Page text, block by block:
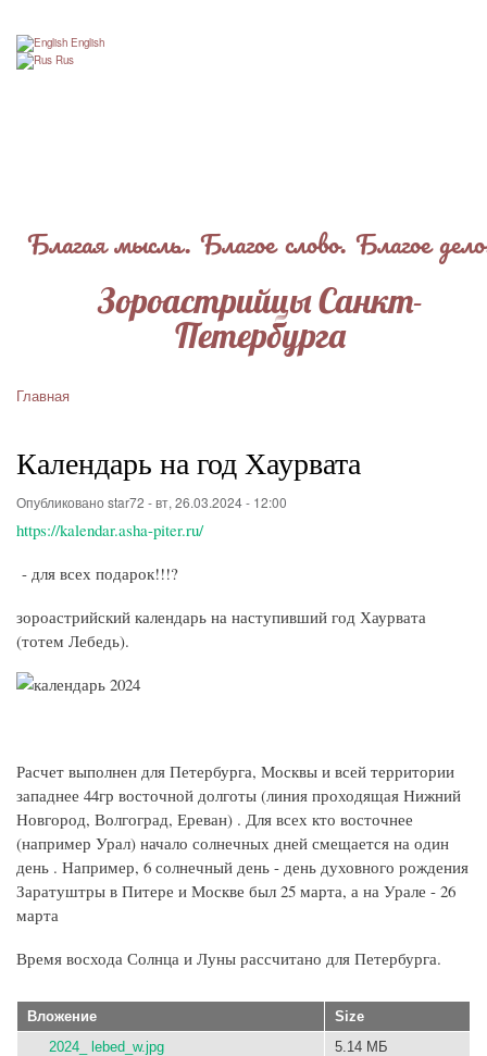
Зороастрийцы Санкт-
Петербурга
Благая мысль. Благое слово. Благое
English
Rus
Главная
Календарь на год Хаурвата
Опубликовано star72 -вт, 26.03.2024 - 12:00
https://kalendar.asha-piter.ru/
- для всех подарок!!!?
зороастрийский календарь на наступивший год Хаурвата
(тотем Лебедь).
Расчет выполнен для Петербурга, Москвы и всей территории
западнее 44гр восточной долготы (линия проходящая Нижний
Новгород, Волгоград, Ереван) . Для всех кто восточнее
(например Урал) начало солнечных дней смещается на один
день . Например, 6 солнечный день - день духовного рождения
Заратуштры в Питере и Москве был 25 марта, а на Урале - 26
марта
Время восхода Солнца и Луны рассчитано для Петербурга.
Вложение
Size
2024_ lebed_w.jpg
5.14 МБ